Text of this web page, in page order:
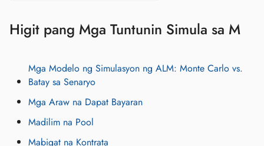
Higit pang Mga Tuntunin Simula sa M
Mga Modelo ng Simulasyon ng ALM: Monte Carlo vs.
Batay sa Senaryo
Mga Araw na Dapat Bayaran
Madilim na Pool
Mabigat na Kontrata